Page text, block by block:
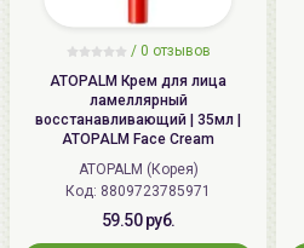
/ 0 отзывов
ATOPALM Крем для лица
ламеллярный
восстанавливающий | 35мл |
ATOPALM Face Cream
ATOPALM (Корея)
Код: 8809723785971
59.50 руб.